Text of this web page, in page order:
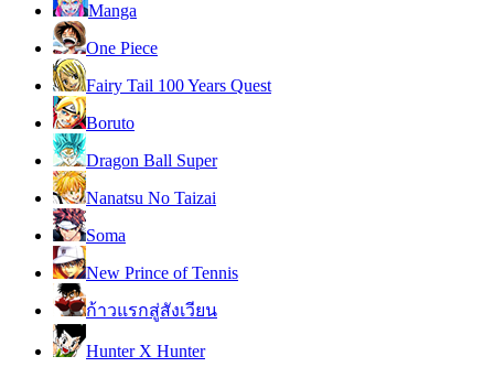
Manga
One Piece
Fairy Tail 100 Years Quest
Boruto
Dragon Ball Super
Nanatsu No Taizai
Soma
New Prince of Tennis
ก้าวแรกสู่สังเวียน
Hunter X Hunter